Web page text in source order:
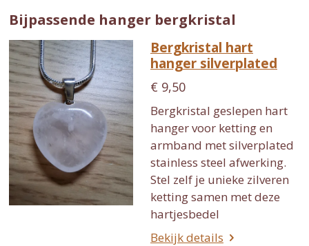
Bijpassende hanger bergkristal
Bergkristal hart
hanger silverplated
€ 9,50
Bergkristal geslepen hart
hanger voor ketting en
armband met silverplated
stainless steel afwerking.
Stel zelf je unieke zilveren
ketting samen met deze
hartjesbedel
Bekijk details